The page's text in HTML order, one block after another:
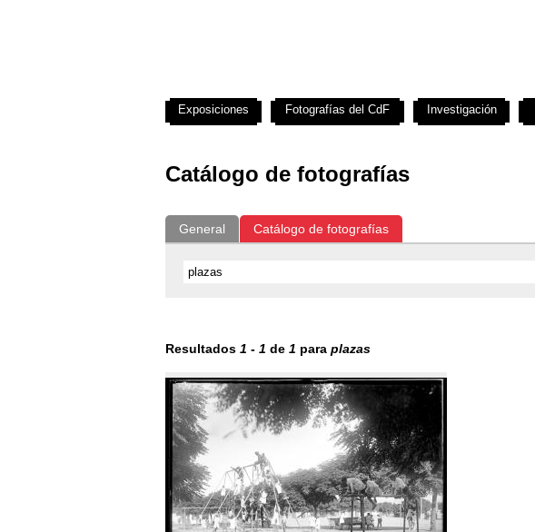
Catálogo de fotografías
General Catálogo de fotografías
Resultados 1 - 1 de 1 para plazas
Exposiciones Fotografías del CdF Investigación